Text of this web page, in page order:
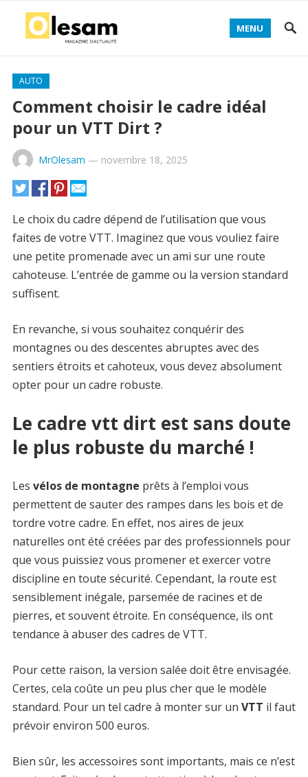
MENU
AUTO
Comment choisir le cadre idéal
pour un VTT Dirt ?
MrOlesam — novembre 18, 2025
Le choix du cadre dépend de l’utilisation que vous
faites de votre VTT. Imaginez que vous vouliez faire
une petite promenade avec un ami sur une route
cahoteuse. L’entrée de gamme ou la version standard
suffisent.
En revanche, si vous souhaitez conquérir des
montagnes ou des descentes abruptes avec des
sentiers étroits et cahoteux, vous devez absolument
opter pour un cadre robuste.
Le cadre vtt dirt est sans doute
le plus robuste du marché !
Les vélos de montagne prêts à l’emploi vous
permettent de sauter des rampes dans les bois et de
tordre votre cadre. En effet, nos aires de jeux
naturelles ont été créées par des professionnels pour
que vous puissiez vous promener et exercer votre
discipline en toute sécurité. Cependant, la route est
sensiblement inégale, parsemée de racines et de
pierres, et souvent étroite. En conséquence, ils ont
tendance à abuser des cadres de VTT.
Pour cette raison, la version salée doit être envisagée.
Certes, cela coûte un peu plus cher que le modèle
standard. Pour un tel cadre à monter sur un VTT il faut
prévoir environ 500 euros.
Bien sûr, les accessoires sont importants, mais ce n’est